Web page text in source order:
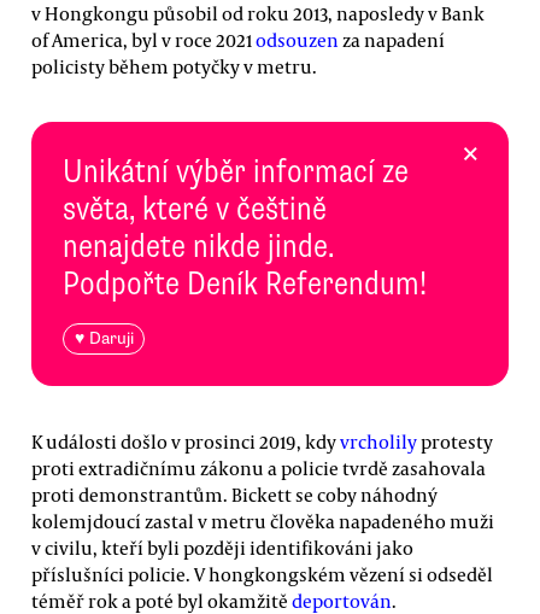
v Hongkongu působil od roku 2013, naposledy v Bank
of America, byl v roce 2021odsouzen za napadení
policisty během potyčky v metru.
Unikátní výběr informací ze
světa, které v češtině
nenajdete nikde jinde.
Podpořte Deník Referendum!
♥ Daruji
×
K události došlo v prosinci 2019, kdyvrcholilyprotesty
proti extradičnímu zákonu a policie tvrdě zasahovala
proti demonstrantům. Bickett se coby náhodný
kolemjdoucí zastal v metru člověka napadeného muži
v civilu, kteří byli později identifikováni jako
příslušníci policie. V hongkongském vězení si odseděl
téměř rok a poté byl okamžitě deportován.